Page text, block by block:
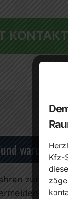
warum ist
zur
Bei
Kfz-